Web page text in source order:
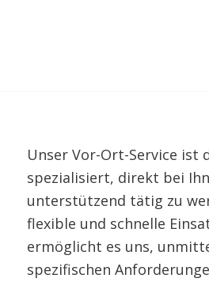
Unser Vor-Ort-Service ist
spezialisiert, direkt bei
unterstützend tätig zu
flexible und schnelle
ermöglicht es uns,
spezifischen